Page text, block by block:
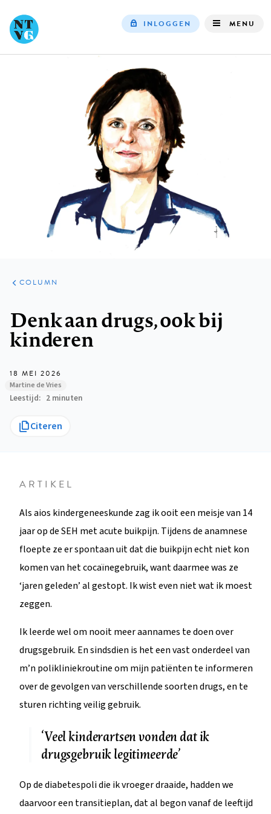
INLOGGEN MENU
ARTIKELEN
OPINIE
COLUMN
Denk aan drugs, ook bij
kinderen
18 MEI 2026
Martine de Vries
Leestijd 2 minuten
Citeren
ARTIKEL
Als aios kindergeneeskunde zag ik ooit een meisje van 14
jaar op de SEH met acute buikpijn. Tijdens de anamnese
floepte ze er spontaan uit dat die buikpijn echt niet kon
komen van het cocaïnegebruik, want daarmee was ze
‘jaren geleden’ al gestopt. Ik wist even niet wat ik moest
zeggen.
Ik leerde wel om nooit meer aannames te doen over
drugsgebruik. En sindsdien is het een vast onderdeel van
m’n polikliniekroutine om mijn patiënten te informeren
over de gevolgen van verschillende soorten drugs, en te
sturen richting veilig gebruik.
‘Veel kinderartsen vonden dat ik
drugsgebruik legitimeerde’
Op de diabetespoli die ik vroeger draaide, hadden we
daarvoor een transitieplan, dat al begon vanaf de leeftijd